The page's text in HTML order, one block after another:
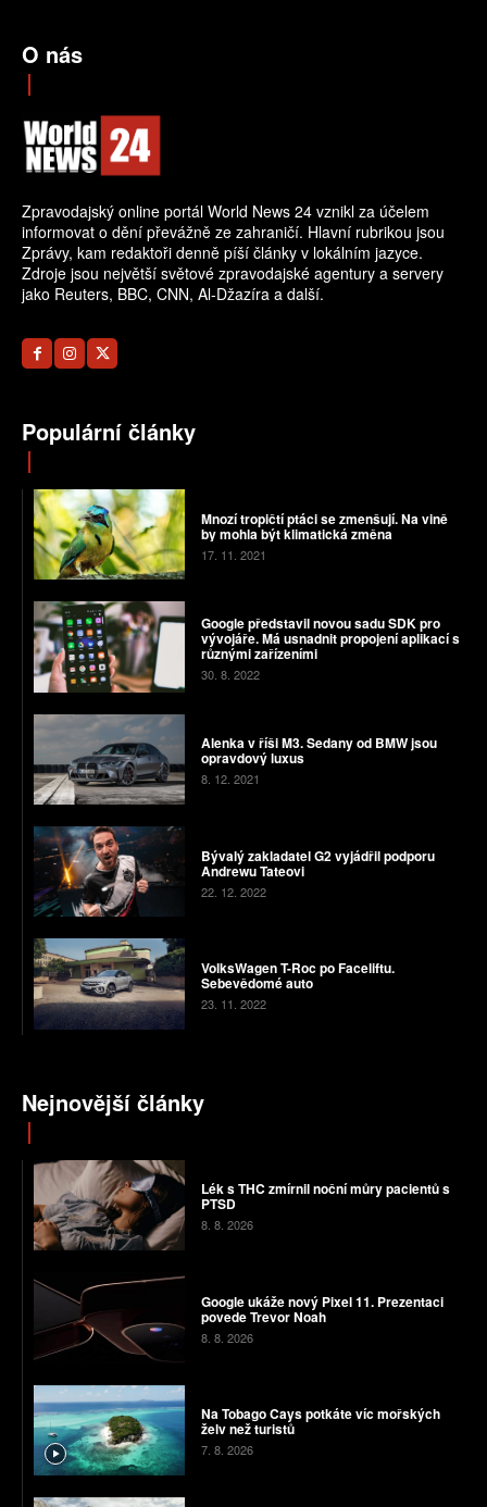
O nás
Zpravodajský online portál World News 24 vznikl za účelem
informovat o dění převážně ze zahraničí. Hlavní rubrikou jsou
Zprávy, kam redaktoři denně píší články v lokálním jazyce.
Zdroje jsou největší světové zpravodajské agentury a servery
jako Reuters, BBC, CNN, Al-Džazíra a další.
Populární články
Mnozí tropičtí ptáci se zmenšují. Na vině
by mohla být klimatická změna
17. 11. 2021
Google představil novou sadu SDK pro
vývojáře. Má usnadnit propojení aplikací s
různými zařízeními
30. 8. 2022
Alenka v říši M3. Sedany od BMW jsou
opravdový luxus
8. 12. 2021
Bývalý zakladatel G2 vyjádřil podporu
Andrewu Tateovi
22. 12. 2022
VolksWagen T-Roc po Faceliftu.
Sebevědomé auto
23. 11. 2022
Nejnovější články
Lék s THC zmírnil noční můry pacientů s
PTSD
8. 8. 2026
Google ukáže nový Pixel 11. Prezentaci
povede Trevor Noah
8. 8. 2026
Na Tobago Cays potkáte víc mořských
želv než turistů
7. 8. 2026